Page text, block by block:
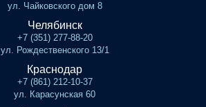
ул. Чайковского дом 8
Челябинск
+7 (351) 277-88-20
ул. Рождественского 13/1
Краснодар
+7 (861) 212-10-37
ул. Карасунская 60